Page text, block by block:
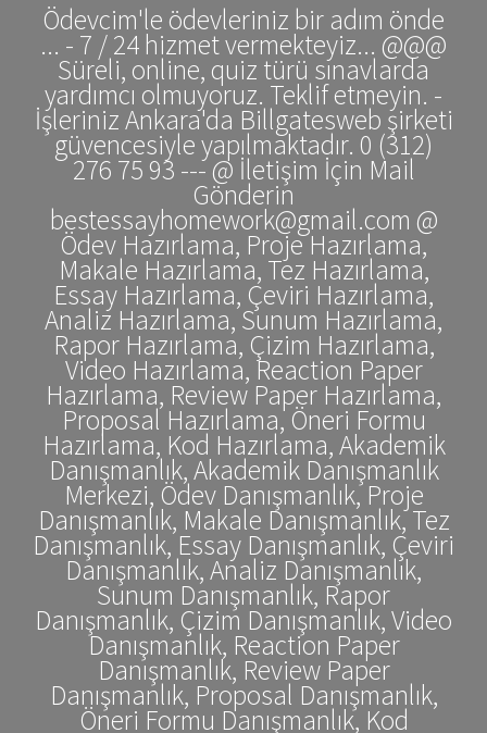
Ödevcim'le ödevleriniz bir adım önde
... - 7 / 24 hizmet vermekteyiz... @@@
Süreli, online, quiz türü sınavlarda
yardımcı olmuyoruz. Teklif etmeyin. -
İşleriniz Ankara'da Billgatesweb şirketi
güvencesiyle yapılmaktadır. 0 (312)
276 75 93 --- @ İletişim İçin Mail
Gönderin
bestessayhomework@gmail.com @
Ödev Hazırlama, Proje Hazırlama,
Makale Hazırlama, Tez Hazırlama,
Essay Hazırlama, Çeviri Hazırlama,
Analiz Hazırlama, Sunum Hazırlama,
Rapor Hazırlama, Çizim Hazırlama,
Video Hazırlama, Reaction Paper
Hazırlama, Review Paper Hazırlama,
Proposal Hazırlama, Öneri Formu
Hazırlama, Kod Hazırlama, Akademik
Danışmanlık, Akademik Danışmanlık
Merkezi, Ödev Danışmanlık, Proje
Danışmanlık, Makale Danışmanlık, Tez
Danışmanlık, Essay Danışmanlık, Çeviri
Danışmanlık, Analiz Danışmanlık,
Sunum Danışmanlık, Rapor
Danışmanlık, Çizim Danışmanlık, Video
Danışmanlık, Reaction Paper
Danışmanlık, Review Paper
Danışmanlık, Proposal Danışmanlık,
Öneri Formu Danışmanlık, Kod